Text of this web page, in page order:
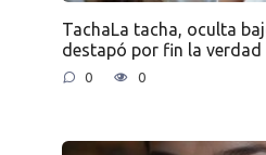
TachaLa tacha, oculta
destapó por fin la verdad
0 0